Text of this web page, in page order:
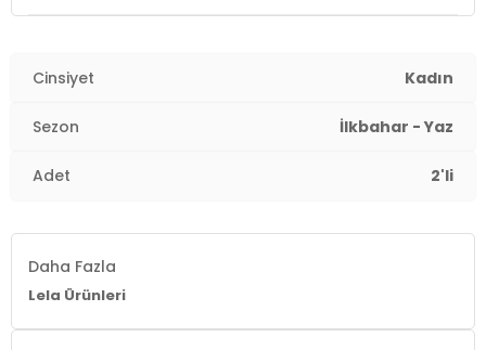
Cinsiyet Kadın
Sezon İlkbahar - Yaz
Adet 2'li
Daha Fazla
Lela Ürünleri